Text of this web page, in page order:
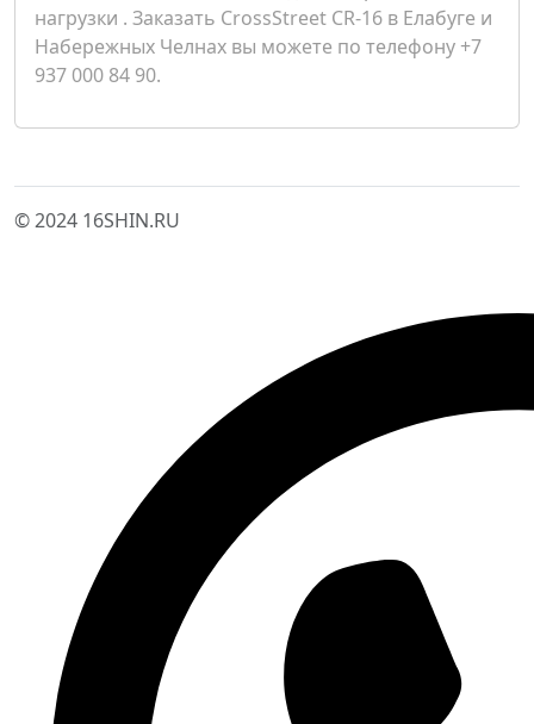
нагрузки . Заказать CrossStreet CR-16 в Елабуге и
Набережных Челнах вы можете по телефону +7
937 000 84 90.
© 2024 16SHIN.RU